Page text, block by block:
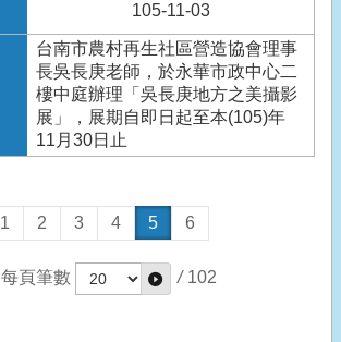
105-11-03
台南市農村再生社區營造協會理事
長吳長庚老師，於永華市政中心二
樓中庭辦理「吳長庚地方之美攝影
展」，展期自即日起至本(105)年
11月30日止
1 2 3 4 5 6
每頁筆數 / 102